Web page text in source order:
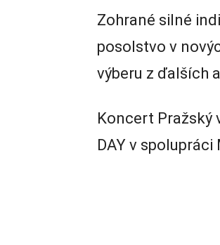
Zohrané silné
posolstvo v
výberu z ďalších
Koncert Pražský
DAY v